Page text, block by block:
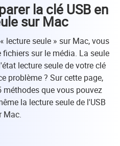
la clé USB en
sur Mac
lecture seule » sur Mac, vous
sur le média. La seule
lecture seule de votre clé
problème ? Sur cette page,
que vous pouvez
la lecture seule de l'USB
Mac.